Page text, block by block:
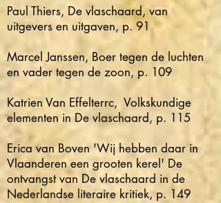
Paul Thiers, De vlaschaard, van
uitgevers en uitgaven, p. 91
Marcel Janssen, Boer tegen de luchten
en vader tegen de zoon, p. 109
Katrien Van Effelterrc, Volkskundige
elementen in De vlaschaard, p. 115
Erica van Boven 'Wij hebben daar in
Vlaanderen een grooten kerel' De
ontvangst van De vlaschaard in de
Nederlandse literaire kritiek, p. 149